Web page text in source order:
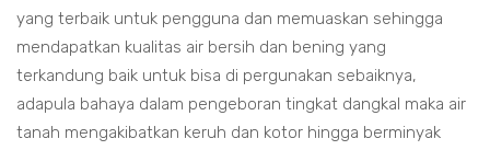
yang terbaik untuk pengguna dan memuaskan sehingga
mendapatkan kualitas air bersih dan bening yang
terkandung baik untuk bisa di pergunakan sebaiknya,
adapula bahaya dalam pengeboran tingkat dangkal maka air
tanah mengakibatkan keruh dan kotor hingga berminyak